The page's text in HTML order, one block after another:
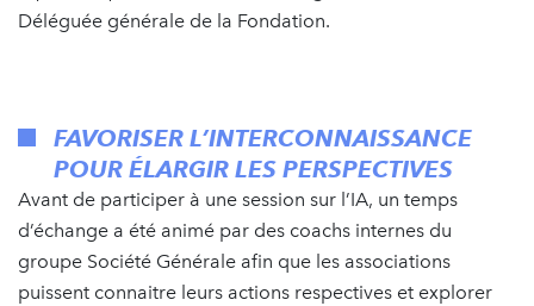
Déléguée générale de la Fondation.
FAVORISER L’INTERCONNAISSANCE
POUR ÉLARGIR LES PERSPECTIVES
Avant de participer à une session sur l’IA, un temps
d’échange a été animé par des coachs internes du
groupe Société Générale afin que les associations
puissent connaitre leurs actions respectives et explorer